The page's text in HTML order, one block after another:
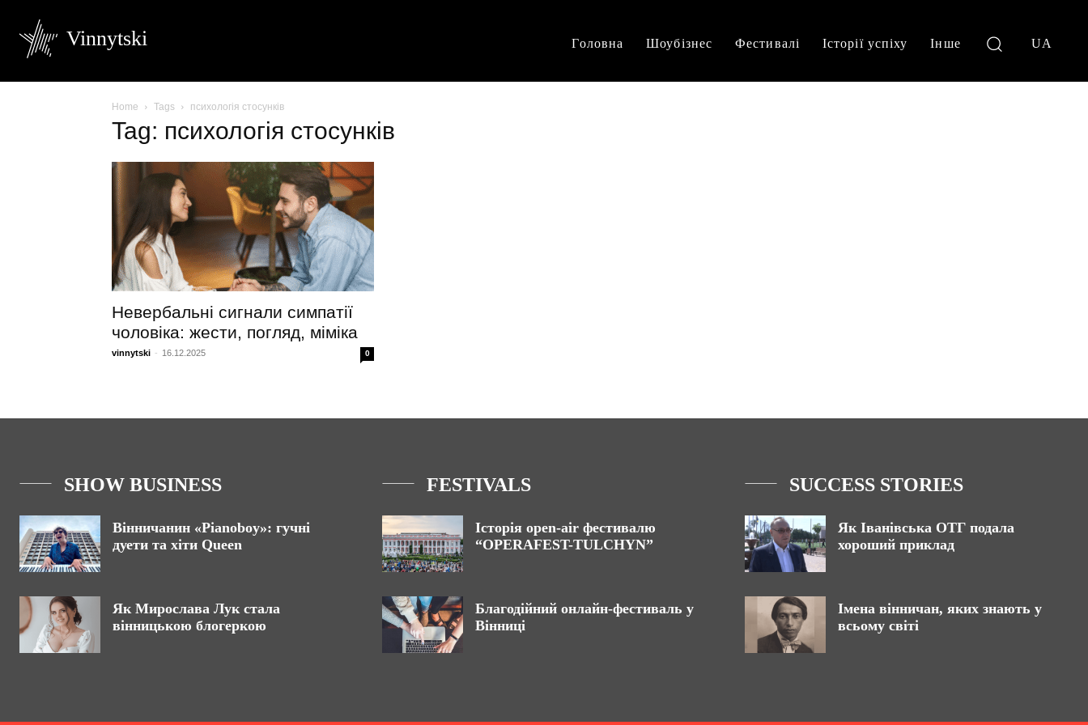
Vinnytski Головна Шоубізнес Фестивалі Історії успіху Інше UA
Home Tags психологія стосунків
Tag: психологія стосунків
Невербальні сигнали симпатії
чоловіка: жести, погляд, міміка
vinnytski - 16.12.2025 0
SHOW BUSINESS
Вінничанин «Pianoboy»: гучні
дуети та хіти Queen
Як Мирослава Лук стала
вінницькою блогеркою
FESTIVALS
Історія open-air фестивалю
“OPERAFEST-TULCHYN”
Благодійний онлайн-фестиваль у
Вінниці
SUCCESS STORIES
Як Іванівська ОТГ подала
хороший приклад
Імена вінничан, яких знають у
всьому світі